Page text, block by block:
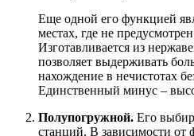
Еще одной его функцией
местах, где не
Изготавливается из
позволяет выдерживать
нахождение в нечистотах
Единственный минус –
Полупогружной. Его
станций. В зависимости от